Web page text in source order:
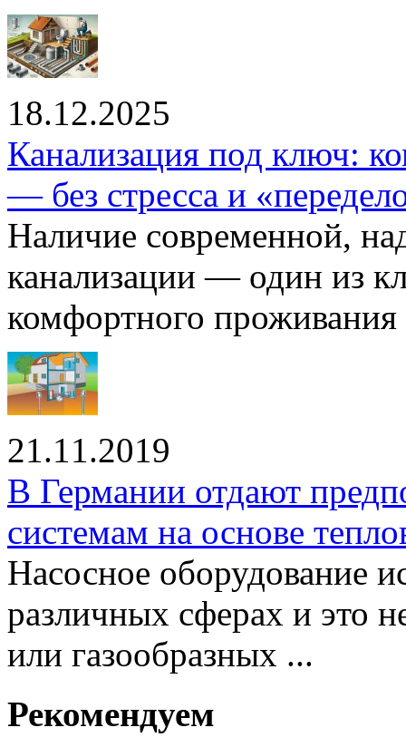
18.12.2025
Канализация под ключ:
— без стресса и
Наличие современной,
канализации — один из
комфортного проживания
21.11.2019
В Германии отдают
системам на основе
Насосное оборудование
различных сферах и это
или газообразных ...
Рекомендуем